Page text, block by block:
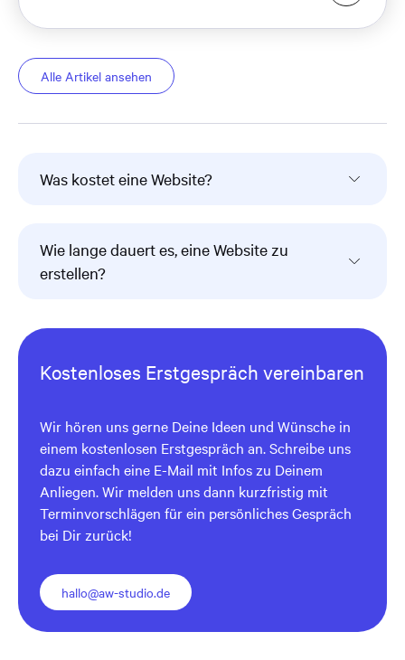
Alle Artikel ansehen
Was kostet eine Website?
Wie lange dauert es, eine Website zu
erstellen?
Kostenloses Erstgespräch vereinbaren
Wir hören uns gerne Deine Ideen und Wünsche in
einem kostenlosen Erstgespräch an. Schreibe uns
dazu einfach eine E-Mail mit Infos zu Deinem
Anliegen. Wir melden uns dann kurzfristig mit
Terminvorschlägen für ein persönliches Gespräch
bei Dir zurück!
hallo@aw-studio.de